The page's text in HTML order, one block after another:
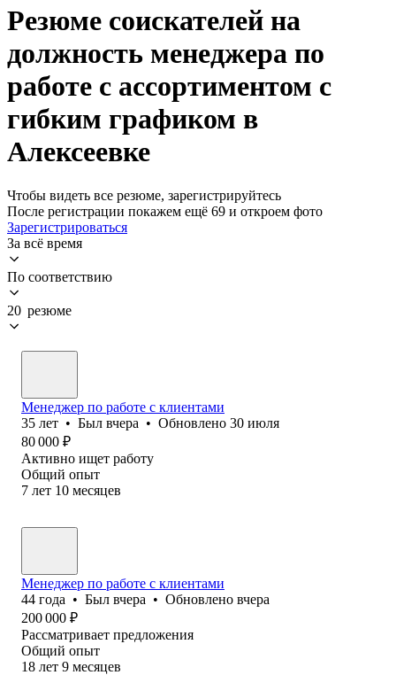
Резюме соискателей на
должность менеджера по
работе с ассортиментом с
гибким графиком в
Алексеевке
Чтобы видеть все резюме, зарегистрируйтесь
После регистрации покажем ещё 69 и откроем фото
Зарегистрироваться
За всё время
По соответствию
20 резюме
Менеджер по работе с клиентами
35 лет • Был вчера • Обновлено 30 июля
80 000 ₽
Активно ищет работу
Общий опыт
7 лет 10 месяцев
Менеджер по работе с клиентами
44 года • Был вчера • Обновлено вчера
200 000 ₽
Рассматривает предложения
Общий опыт
18 лет 9 месяцев